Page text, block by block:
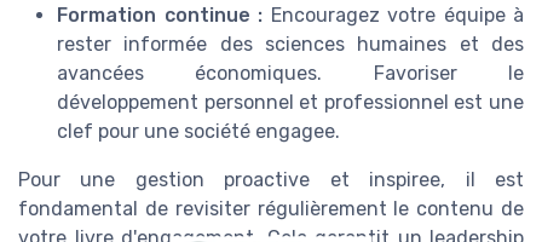
Formation continue : Encouragez votre équipe à
rester informée des sciences humaines et des
avancées économiques. Favoriser le
développement personnel et professionnel est une
clef pour une société engagee.
Pour une gestion proactive et inspiree, il est
fondamental de revisiter régulièrement le contenu de